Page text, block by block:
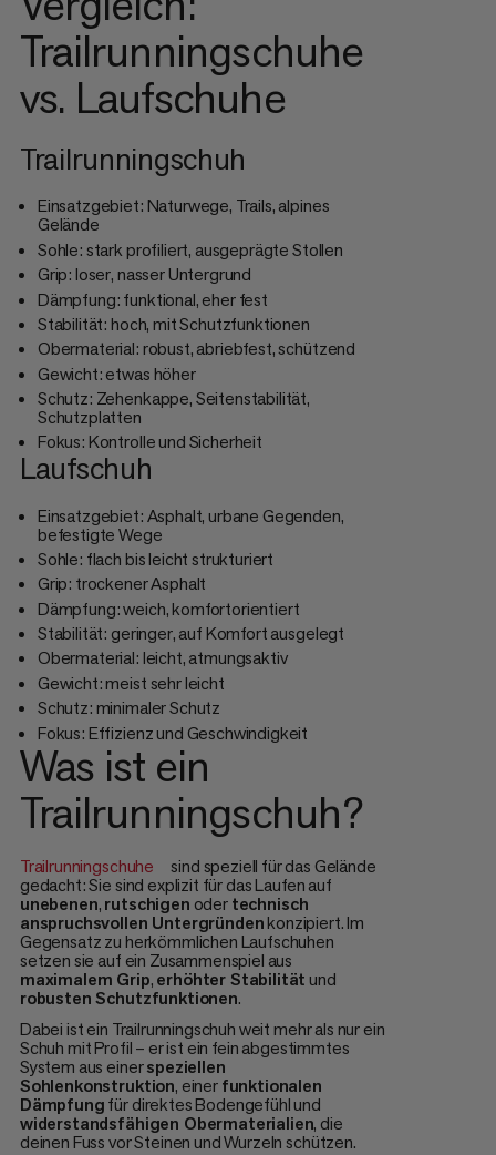
Trailrunningschuhe
vs. Laufschuhe
Trailrunningschuh
Einsatzgebiet: Naturwege, Trails, alpines
Gelände
Sohle: stark profiliert, ausgeprägte Stollen
Grip: loser, nasser Untergrund
Dämpfung: funktional, eher fest
Stabilität: hoch, mit Schutzfunktionen
Obermaterial: robust, abriebfest, schützend
Gewicht: etwas höher
Schutz: Zehenkappe, Seitenstabilität,
Schutzplatten
Fokus: Kontrolle und Sicherheit
Laufschuh
Einsatzgebiet: Asphalt, urbane Gegenden,
befestigte Wege
Sohle: flach bis leicht strukturiert
Grip: trockener Asphalt
Dämpfung: weich, komfortorientiert
Stabilität: geringer, auf Komfort ausgelegt
Obermaterial: leicht, atmungsaktiv
Gewicht: meist sehr leicht
Schutz: minimaler Schutz
Fokus: Effizienz und Geschwindigkeit
Was ist ein
Trailrunningschuh?
Trailrunningschuhe
sind speziell für das Gelände
gedacht: Sie sind explizit für das Laufen auf
unebenen,rutschigen odertechnisch
anspruchsvollen Untergründenkonzipiert. Im
Gegensatz zu herkömmlichen Laufschuhen
setzen sie auf ein Zusammenspiel aus
maximalem Grip,erhöhter Stabilitätund
robusten Schutzfunktionen.
Dabei ist ein Trailrunningschuh weit mehr als nur ein
Schuh mit Profil – er ist ein fein abgestimmtes
System aus einerspeziellen
Sohlenkonstruktion, einerfunktionalen
Dämpfungfür direktes Bodengefühl und
widerstandsfähigen Obermaterialien, die
deinen Fuss vor Steinen und Wurzeln schützen.